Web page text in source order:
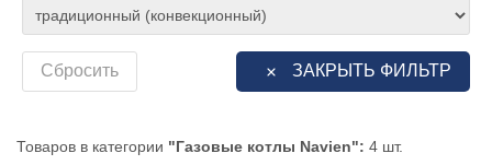
Сбросить ЗАКРЫТЬ ФИЛЬТР
Товаров в категории "Газовые котлы Navien": 4 шт.